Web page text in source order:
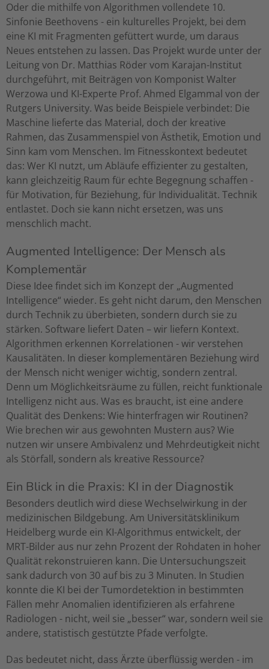
Oder die mithilfe von Algorithmen vollendete 10.
Sinfonie Beethovens - ein kulturelles Projekt, bei dem
eine KI mit Fragmenten gefüttert wurde, um daraus
Neues entstehen zu lassen. Das Projekt wurde unter der
Leitung von Dr. Matthias Röder vom Karajan-Institut
durchgeführt, mit Beiträgen von Komponist Walter
Werzowa und KI-Experte Prof. Ahmed Elgammal von der
Rutgers University. Was beide Beispiele verbindet: Die
Maschine lieferte das Material, doch der kreative
Rahmen, das Zusammenspiel von Ästhetik, Emotion und
Sinn kam vom Menschen. Im Fitnesskontext bedeutet
das: Wer KI nutzt, um Abläufe effizienter zu gestalten,
kann gleichzeitig Raum für echte Begegnung schaffen -
für Motivation, für Beziehung, für Individualität. Technik
entlastet. Doch sie kann nicht ersetzen, was uns
menschlich macht.
Augmented Intelligence: Der Mensch als
Komplementär
Diese Idee findet sich im Konzept der „Augmented
Intelligence“ wieder. Es geht nicht darum, den Menschen
durch Technik zu überbieten, sondern durch sie zu
stärken. Software liefert Daten – wir liefern Kontext.
Algorithmen erkennen Korrelationen - wir verstehen
Kausalitäten. In dieser komplementären Beziehung wird
der Mensch nicht weniger wichtig, sondern zentral.
Denn um Möglichkeitsräume zu füllen, reicht funktionale
Intelligenz nicht aus. Was es braucht, ist eine andere
Qualität des Denkens: Wie hinterfragen wir Routinen?
Wie brechen wir aus gewohnten Mustern aus? Wie
nutzen wir unsere Ambivalenz und Mehrdeutigkeit nicht
als Störfall, sondern als kreative Ressource?
Ein Blick in die Praxis: KI in der Diagnostik
Besonders deutlich wird diese Wechselwirkung in der
medizinischen Bildgebung. Am Universitätsklinikum
Heidelberg wurde ein KI-Algorithmus entwickelt, der
MRT-Bilder aus nur zehn Prozent der Rohdaten in hoher
Qualität rekonstruieren kann. Die Untersuchungszeit
sank dadurch von 30 auf bis zu 3 Minuten. In Studien
konnte die KI bei der Tumordetektion in bestimmten
Fällen mehr Anomalien identifizieren als erfahrene
Radiologen - nicht, weil sie „besser“ war, sondern weil sie
andere, statistisch gestützte Pfade verfolgte.
Das bedeutet nicht, dass Ärzte überflüssig werden - im